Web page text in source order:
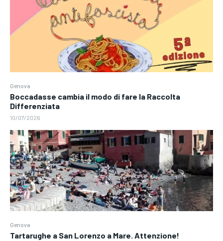
Genova
Boccadasse cambia il modo di fare la Raccolta
Differenziata
10/07/2026
Genova
Tartarughe a San Lorenzo a Mare. Attenzione!